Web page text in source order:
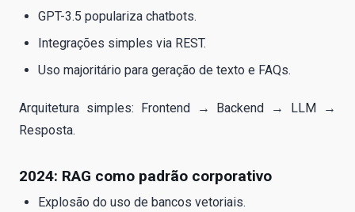
GPT-3.5 populariza chatbots.
Integrações simples via REST.
Uso majoritário para geração de texto e FAQs.
Arquitetura simples: Frontend → Backend → LLM →
Resposta.
2024: RAG como padrão corporativo
Explosão do uso de bancos vetoriais.